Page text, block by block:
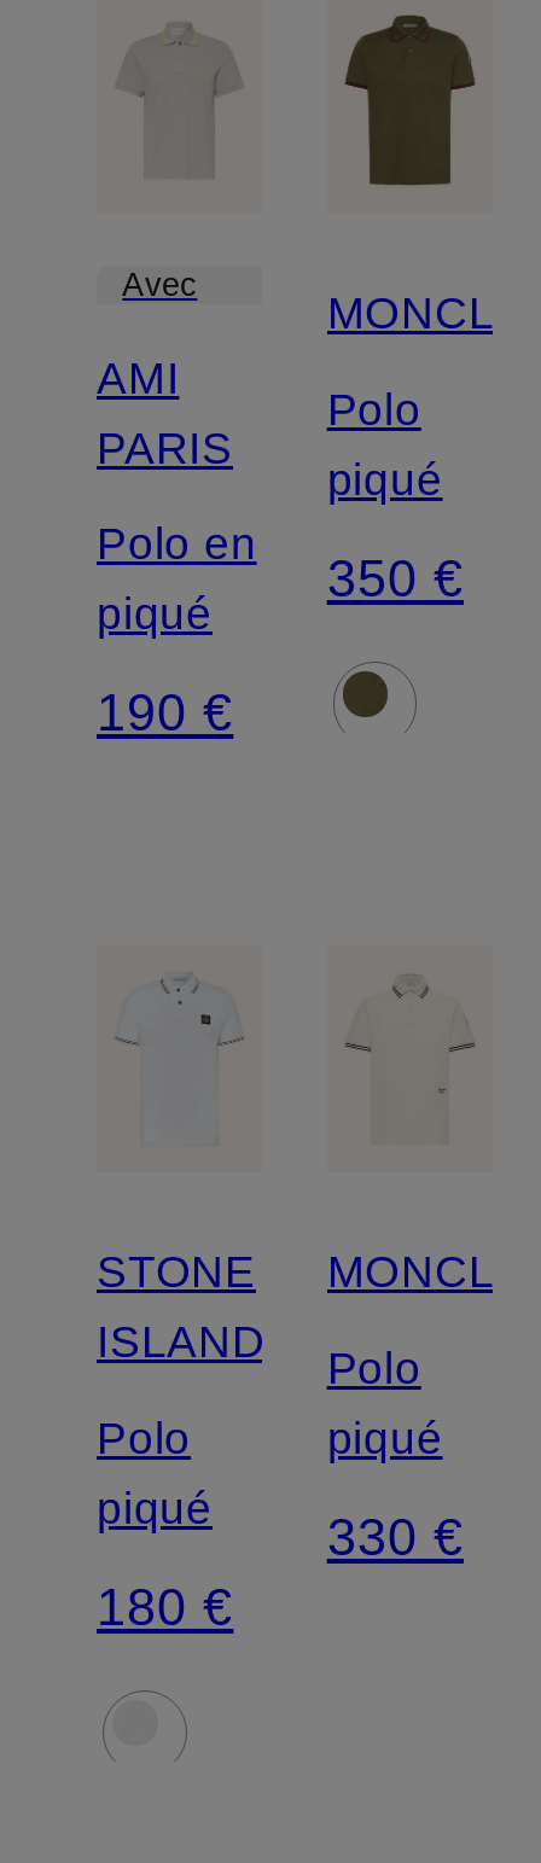
Avec
AMI
PARIS
Polo en
piqué
190 €
Polo
piqué
350 €
STONE
ISLAND
Polo
piqué
180 €
Polo
piqué
330 €